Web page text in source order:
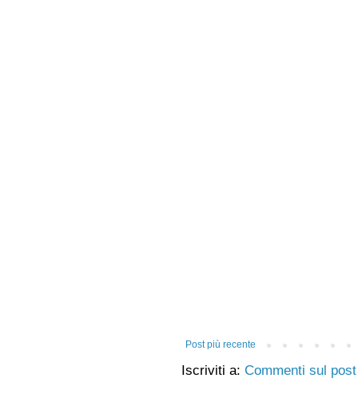
Post più recente
Iscriviti a: Commenti sul